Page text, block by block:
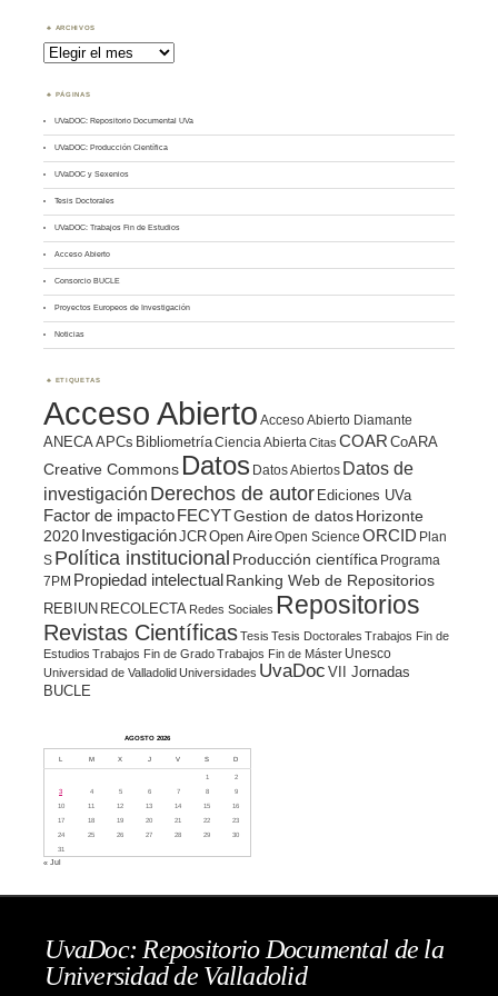
ARCHIVOS
Archivos
PÁGINAS
UVaDOC: Repositorio Documental UVa
UVaDOC: Producción Científica
UVaDOC y Sexenios
Tesis Doctorales
UVaDOC: Trabajos Fin de Estudios
Acceso Abierto
Consorcio BUCLE
Proyectos Europeos de Investigación
Noticias
ETIQUETAS
Acceso Abierto Acceso Abierto Diamante
ANECAAPCs BibliometríaCiencia Abierta Citas COAR CoARA
Creative Commons Datos Datos Abiertos Datos de
investigación Derechos de autor Ediciones UVa
Factor de impacto FECYTGestion de datosHorizonte
2020 InvestigaciónJCROpen AireOpen Science ORCID Plan
S Política institucional Producción científica Programa
7PM Propiedad intelectualRanking Web de Repositorios
REBIUN RECOLECTA Redes Sociales Repositorios
Revistas CientíficasTesis Tesis Doctorales Trabajos Fin de
Estudios Trabajos Fin de GradoTrabajos Fin de Máster Unesco
Universidad de ValladolidUniversidades UvaDoc VII Jornadas
BUCLE
AGOSTO 2026
L M X J V S D
1
2
3
4 5 6 7 8
9
10
11 12 13 14 15
16
17
18 19 20 21 22
23
24
25 26 27 28 29
30
31
« Jul
UvaDoc: Repositorio Documental de la
Universidad de Valladolid